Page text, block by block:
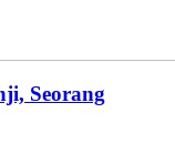
Seorang